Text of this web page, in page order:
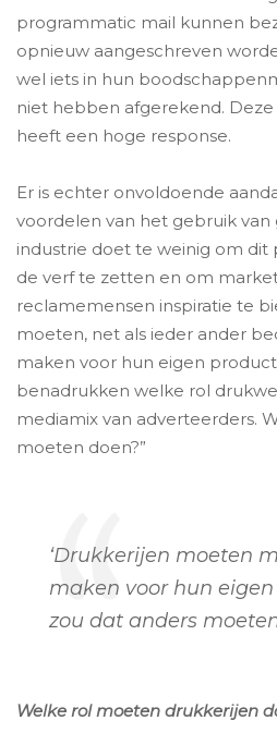
programmatic mail kunnen
opnieuw aangeschreven
wel iets in hun
niet hebben afgerekend.
heeft een hoge response.
Er is echter onvoldoende
voordelen van het gebruik
industrie doet te weinig om
de verf te zetten en om
reclamemensen inspiratie te
moeten, net als ieder ander
maken voor hun eigen
benadrukken welke rol
mediamix van adverteerders.
moeten doen?”
‘Drukkerijen moeten
maken voor hun
zou dat anders
Welke rol moeten drukkerijen